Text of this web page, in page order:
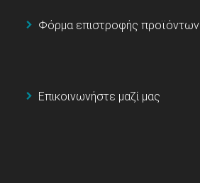
Φόρμα επιστροφής προϊόντων
Επικοινωνήστε μαζί μας